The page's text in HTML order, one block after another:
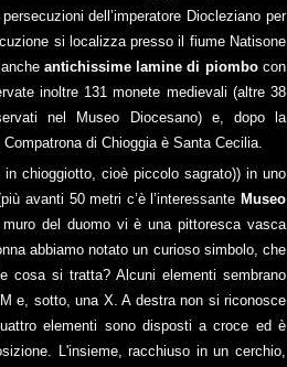
dell’imperatore Diocleziano per
si localizza presso il fiume Natisone
antichissime lamine di piombocon
inoltre 131 monete medievali (altre 38
nel Museo Diocesano) e, dopo la
di Chioggia è Santa Cecilia.
in chioggiotto, cioè piccolo sagrato)) in uno
avanti 50 metri c’è l’interessante Museo
del duomo vi è una pittoresca vasca
abbiamo notato un curioso simbolo, che
cosa si tratta? Alcuni elementi sembrano
e, sotto, una X. A destra non si riconosce
elementi sono disposti a croce ed è
L'insieme, racchiuso in un cerchio,